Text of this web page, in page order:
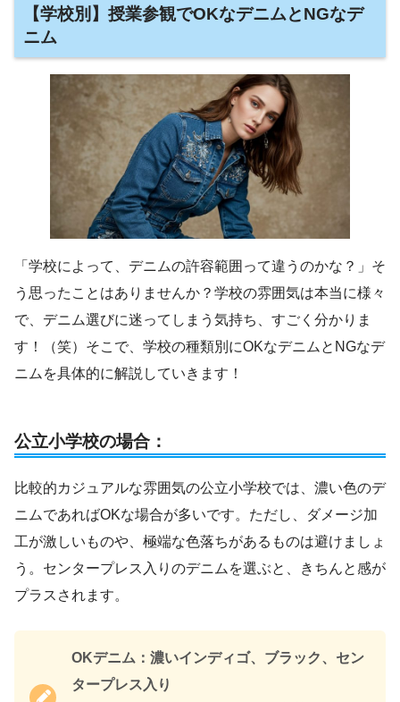
【学校別】授業参観でOKなデニムとNGなデ
ニム
「学校によって、デニムの許容範囲って違うのかな？」そ
う思ったことはありませんか？学校の雰囲気は本当に様々
で、デニム選びに迷ってしまう気持ち、すごく分かりま
す！（笑）そこで、学校の種類別にOKなデニムとNGなデ
ニムを具体的に解説していきます！
公立小学校の場合：
比較的カジュアルな雰囲気の公立小学校では、濃い色のデ
ニムであればOKな場合が多いです。ただし、ダメージ加
工が激しいものや、極端な色落ちがあるものは避けましょ
う。センタープレス入りのデニムを選ぶと、きちんと感が
プラスされます。
OKデニム：濃いインディゴ、ブラック、セン
タープレス入り